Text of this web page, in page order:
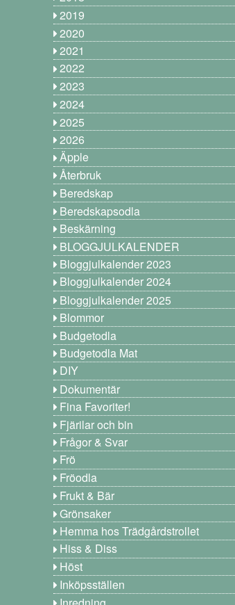
2019
2020
2021
2022
2023
2024
2025
2026
Äpple
Återbruk
Beredskap
Beredskapsodla
Beskärning
BLOGGJULKALENDER
Bloggjulkalender 2023
Bloggjulkalender 2024
Bloggjulkalender 2025
Blommor
Budgetodla
Budgetodla Mat
DIY
Dokumentär
Fina Favoriter!
Fjärilar och bin
Frågor & Svar
Frö
Fröodla
Frukt & Bär
Grönsaker
Hemma hos Trädgårdstrollet
Hiss & Diss
Höst
Inköpsställen